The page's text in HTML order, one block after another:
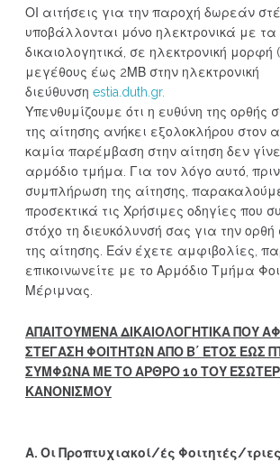
ΟΙ αιτήσεις για την παροχή δωρεάν
υποβάλλονται μόνο ηλεκτρονικά με
δικαιολογητικά, σε ηλεκτρονική μορφή
μεγέθους έως 2ΜΒ στην ηλεκτρονική
διεύθυνση estia.duth.gr.
Υπενθυμίζουμε ότι η ευθύνη της ορθής
της αίτησης ανήκει εξολοκλήρου στον
καμία παρέμβαση στην αίτηση δεν
αρμόδιο τμήμα. Για τον λόγο αυτό, πριν
συμπλήρωση της αίτησης,
προσεκτικά τις Χρήσιμες οδηγίες που
στόχο τη διευκόλυνσή σας για την
της αίτησης. Εάν έχετε αμφιβολίες,
επικοινωνείτε με το Αρμόδιο Τμήμα
Μέριμνας.
ΑΠΑΙΤΟΥΜΕΝΑ ΔΙΚΑΙΟΛΟΓΗΤΙΚΑ ΠΟΥ
ΣΤΕΓΑΣΗ ΦΟΙΤΗΤΩΝ ΑΠΟ Β΄ ΕΤΟΣ ΕΩΣ
ΣΥΜΦΩΝΑ ΜΕ ΤΟ ΑΡΘΡΟ 10 ΤΟΥ
ΚΑΝΟΝΙΣΜΟΥ
Α. Οι Προπτυχιακοί/ές Φοιτητές/